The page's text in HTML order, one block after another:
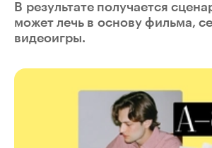
В результате получается
может лечь в основу фильма,
видеоигры.